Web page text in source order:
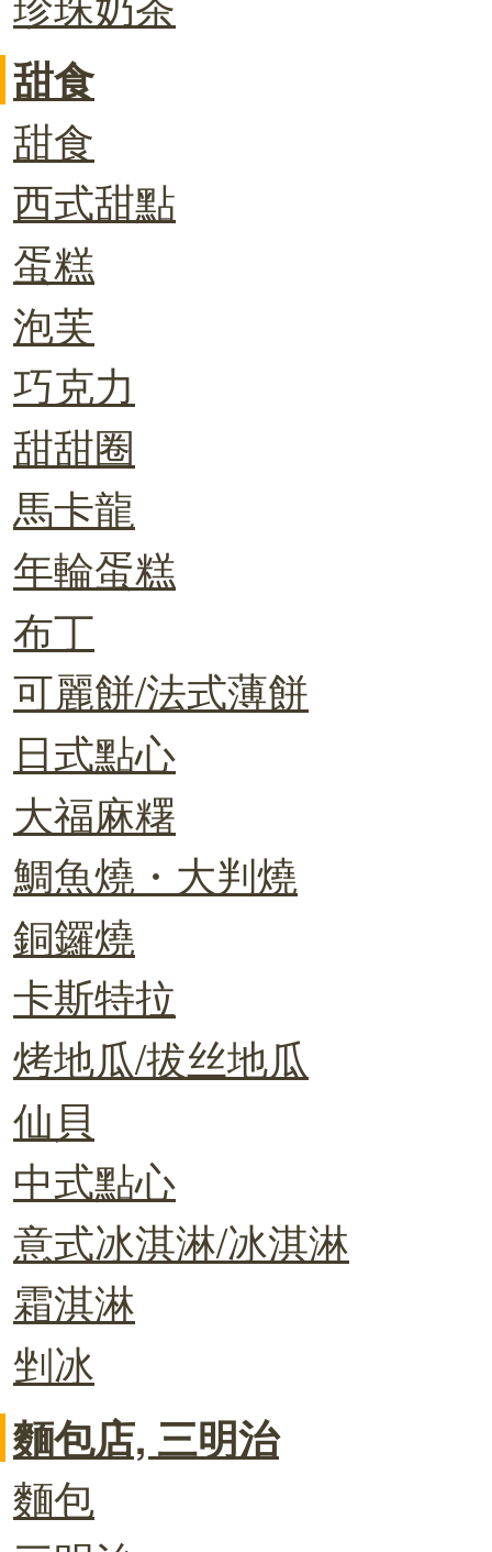
甜食
甜食
西式甜點
蛋糕
泡芙
巧克力
甜甜圈
馬卡龍
年輪蛋糕
布丁
可麗餅/法式薄餅
日式點心
大福麻糬
鯛魚燒・大判燒
銅鑼燒
卡斯特拉
烤地瓜/拔丝地瓜
仙貝
中式點心
意式冰淇淋/冰淇淋
霜淇淋
剉冰
麵包店, 三明治
麵包